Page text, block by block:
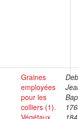
Graines
employées
pour les
colliers (1).
Végétaux